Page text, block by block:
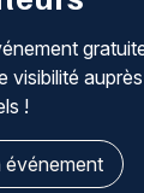
visibilité
!
événement